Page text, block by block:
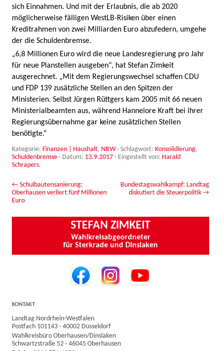
sich Einnahmen. Und mit der Erlaubnis, die ab 2020
möglicherweise fälligen WestLB-Risiken über einen
Kreditrahmen von zwei Milliarden Euro abzufedern, umgehe
der die Schuldenbremse.
„6,8 Millionen Euro wird die neue Landesregierung pro Jahr
für neue Planstellen ausgeben“, hat Stefan Zimkeit
ausgerechnet. „Mit dem Regierungswechsel schaffen CDU
und FDP 139 zusätzliche Stellen an den Spitzen der
Ministerien. Selbst Jürgen Rüttgers kam 2005 mit 66 neuen
Ministerialbeamten aus, während Hannelore Kraft bei ihrer
Regierungsübernahme gar keine zusätzlichen Stellen
benötigte.“
Kategorie: Finanzen | Haushalt, NRW· Schlagwort: Konsolidierung,
Schuldenbremse · Datum: 13.9.2017 · Eingestellt von: Harald
Schrapers.
Beitrags-Navigation
← Schulbautensanierung:
Oberhausen verliert fünf Millionen
Euro
Bundestagswahlkampf: Landtag
diskutiert die Steuerpolitik →
STEFAN ZIMKEIT
Wahlkreisabgeordneter
für Sterkrade und Dinslaken
KONTAKT
Landtag Nordrhein-Westfalen
Postfach 101143 · 40002 Düsseldorf
Wahlkreisbüro Oberhausen/Dinslaken
Schwartzstraße 52 · 46045 Oberhausen